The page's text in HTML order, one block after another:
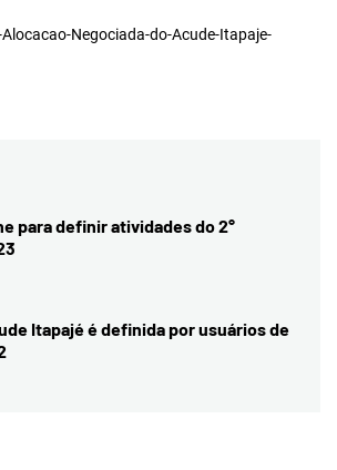
Negociada-do-Acude-Itapaje-
para definir atividades do 2°
Itapajé é definida por usuários de